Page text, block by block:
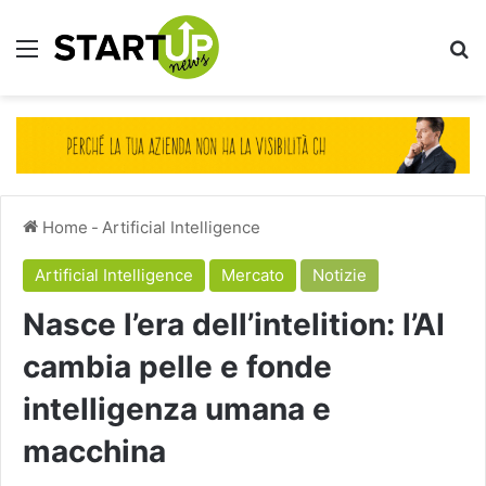
Menu
Home - Artificial Intelligence
Artificial Intelligence Mercato Notizie
Nasce l’era dell’intelition: l’AI
cambia pelle e fonde
intelligenza umana e
macchina